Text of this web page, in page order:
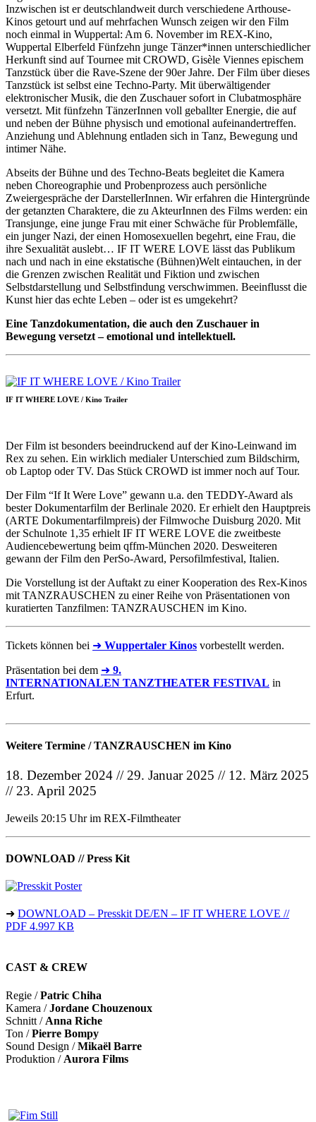
Inzwischen ist er deutschlandweit durch verschiedene Arthouse-
Kinos getourt und auf mehrfachen Wunsch zeigen wir den Film
noch einmal in Wuppertal: Am 6. November im REX-Kino,
Wuppertal Elberfeld Fünfzehn junge Tänzer*innen unterschiedlicher
Herkunft sind auf Tournee mit CROWD, Gisèle Viennes epischem
Tanzstück über die Rave-Szene der 90er Jahre. Der Film über dieses
Tanzstück ist selbst eine Techno-Party. Mit überwältigender
elektronischer Musik, die den Zuschauer sofort in Clubatmosphäre
versetzt. Mit fünfzehn TänzerInnen voll geballter Energie, die auf
und neben der Bühne physisch und emotional aufeinandertreffen.
Anziehung und Ablehnung entladen sich in Tanz, Bewegung und
intimer Nähe.
Abseits der Bühne und des Techno-Beats begleitet die Kamera
neben Choreographie und Probenprozess auch persönliche
Zweiergespräche der DarstellerInnen. Wir erfahren die Hintergründe
der getanzten Charaktere, die zu AkteurInnen des Films werden: ein
Transjunge, eine junge Frau mit einer Schwäche für Problemfälle,
ein junger Nazi, der einen Homosexuellen begehrt, eine Frau, die
ihre Sexualität auslebt… IF IT WERE LOVE lässt das Publikum
nach und nach in eine ekstatische (Bühnen)Welt eintauchen, in der
die Grenzen zwischen Realität und Fiktion und zwischen
Selbstdarstellung und Selbstfindung verschwimmen. Beeinflusst die
Kunst hier das echte Leben – oder ist es umgekehrt?
Eine Tanzdokumentation, die auch den Zuschauer in
Bewegung versetzt – emotional und intellektuell.
IF IT WHERE LOVE / Kino Trailer
Der Film ist besonders beeindruckend auf der Kino-Leinwand im
Rex zu sehen. Ein wirklich medialer Unterschied zum Bildschirm,
ob Laptop oder TV. Das Stück CROWD ist immer noch auf Tour.
Der Film “If It Were Love” gewann u.a. den TEDDY-Award als
bester Dokumentarfilm der Berlinale 2020. Er erhielt den Hauptpreis
(ARTE Dokumentarfilmpreis) der Filmwoche Duisburg 2020. Mit
der Schulnote 1,35 erhielt IF IT WERE LOVE die zweitbeste
Audiencebewertung beim qffm-München 2020. Desweiteren
gewann der Film den PerSo-Award, Persofilmfestival, Italien.
Die Vorstellung ist der Auftakt zu einer Kooperation des Rex-Kinos
mit TANZRAUSCHEN zu einer Reihe von Präsentationen von
kuratierten Tanzfilmen: TANZRAUSCHEN im Kino.
Tickets können bei ➜ Wuppertaler Kinos vorbestellt werden.
Präsentation bei dem ➜ 9.
INTERNATIONALEN TANZTHEATER FESTIVAL in
Erfurt.
Weitere Termine / TANZRAUSCHEN im Kino
18. Dezember 2024 // 29. Januar 2025 // 12. März 2025
// 23. April 2025
Jeweils 20:15 Uhr im REX-Filmtheater
DOWNLOAD // Press Kit
➜ DOWNLOAD – Presskit DE/EN – IF IT WHERE LOVE //
PDF 4.997 KB
CAST & CREW
Regie /Patric Chiha
Kamera /Jordane Chouzenoux
Schnitt / Anna Riche
Ton /Pierre Bompy
Sound Design /Mikaël Barre
Produktion / Aurora Films